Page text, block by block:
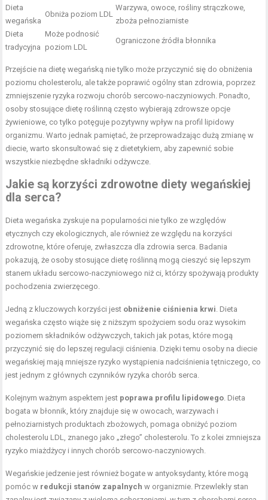
Dieta
wegańska
Obniża poziom LDL
Warzywa, owoce, rośliny strączkowe,
zboża pełnoziarniste
Dieta
tradycyjna
Może podnosić
poziom LDL
Ograniczone źródła błonnika
Przejście na dietę wegańską nie tylko może przyczynić się do obniżenia
poziomu cholesterolu, ale także poprawić ogólny stan zdrowia, poprzez
zmniejszenie ryzyka rozwoju chorób sercowo-naczyniowych. Ponadto,
osoby stosujące dietę roślinną często wybierają zdrowsze opcje
żywieniowe, co tylko potęguje pozytywny wpływ na profil lipidowy
organizmu. Warto jednak pamiętać, że przeprowadzając dużą zmianę w
diecie, warto skonsultować się z dietetykiem, aby zapewnić sobie
wszystkie niezbędne składniki odżywcze.
Jakie są korzyści zdrowotne diety wegańskiej
dla serca?
Dieta wegańska zyskuje na popularności nie tylko ze względów
etycznych czy ekologicznych, ale również ze względu na korzyści
zdrowotne, które oferuje, zwłaszcza dla zdrowia serca. Badania
pokazują, że osoby stosujące dietę roślinną mogą cieszyć się lepszym
stanem układu sercowo-naczyniowego niż ci, którzy spożywają produkty
pochodzenia zwierzęcego.
Jedną z kluczowych korzyści jest obniżenie ciśnienia krwi. Dieta
wegańska często wiąże się z niższym spożyciem sodu oraz wysokim
poziomem składników odżywczych, takich jak potas, które mogą
przyczynić się do lepszej regulacji ciśnienia. Dzięki temu osoby na diecie
wegańskiej mają mniejsze ryzyko wystąpienia nadciśnienia tętniczego, co
jest jednym z głównych czynników ryzyka chorób serca.
Kolejnym ważnym aspektem jest poprawa profilu lipidowego. Dieta
bogata w błonnik, który znajduje się w owocach, warzywach i
pełnoziarnistych produktach zbożowych, pomaga obniżyć poziom
cholesterolu LDL, znanego jako „złego” cholesterolu. To z kolei zmniejsza
ryzyko miażdżycy i innych chorób sercowo-naczyniowych.
Wegańskie jedzenie jest również bogate w antyoksydanty, które mogą
pomóc w redukcji stanów zapalnych w organizmie. Przewlekły stan